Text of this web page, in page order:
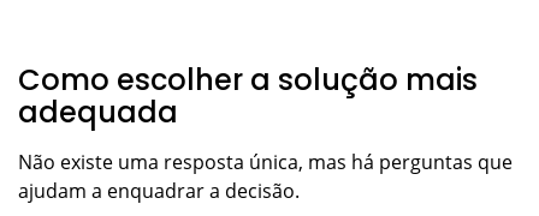
Como escolher a solução mais
adequada
Não existe uma resposta única, mas há perguntas que
ajudam a enquadrar a decisão.